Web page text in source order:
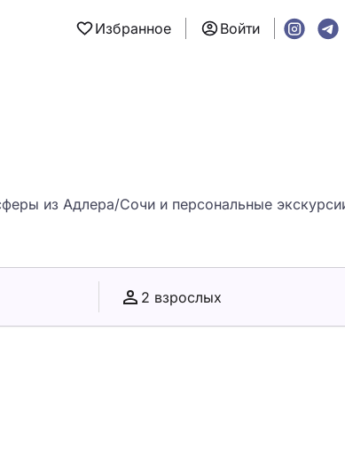
Избранное Войти
из Адлера/Сочи и персональные
2 взрослых